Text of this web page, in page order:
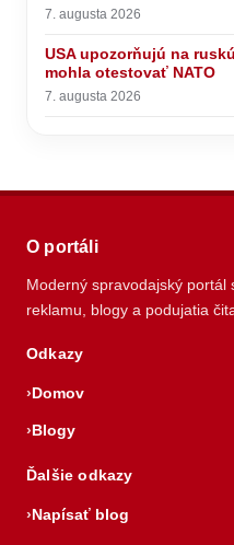
7. augusta 2026
USA upozorňujú na
mohla otestovať NATO
7. augusta 2026
O portáli
Moderný spravodajský portál
reklamu, blogy a podujatia
Odkazy
Domov
Blogy
Ďalšie odkazy
Napísať blog